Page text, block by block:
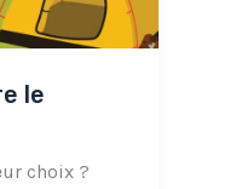
le
choix ?